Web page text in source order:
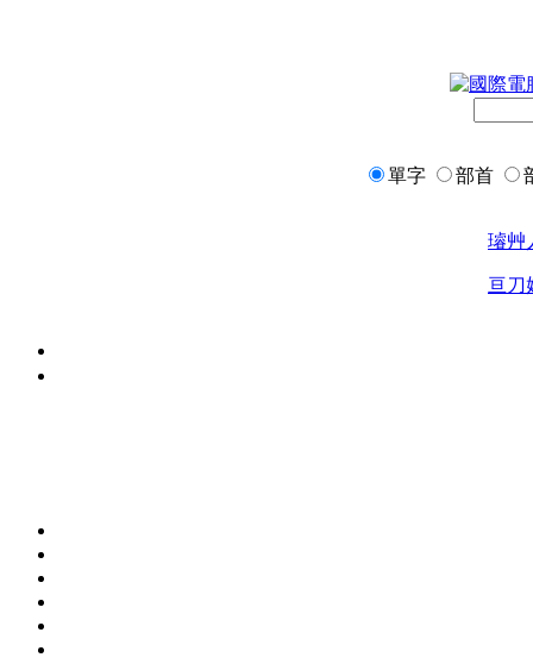
單字 部首
璿艸
亘刀